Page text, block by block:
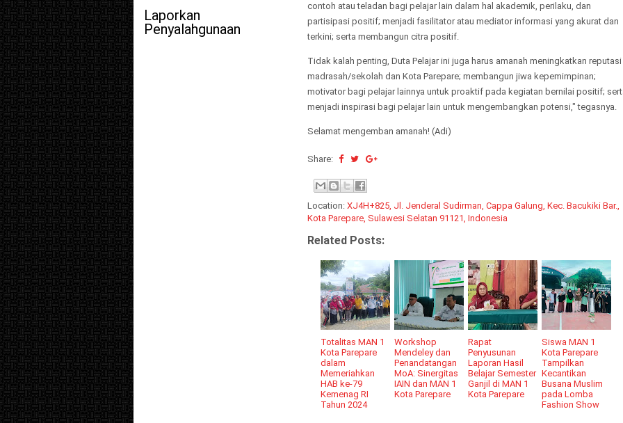
contoh atau teladan bagi pelajar lain dalam hal akademik, perilaku, dan
partisipasi positif; menjadi fasilitator atau mediator informasi yang akurat dan
terkini; serta membangun citra positif.
Tidak kalah penting, Duta Pelajar ini juga harus amanah meningkatkan reputasi
madrasah/sekolah dan Kota Parepare; membangun jiwa kepemimpinan;
motivator bagi pelajar lainnya untuk proaktif pada kegiatan bernilai positif;
menjadi inspirasi bagi pelajar lain untuk mengembangkan potensi," tegasnya.
Selamat mengemban amanah! (Adi)
Share:
Location: XJ4H+825, Jl. Jenderal Sudirman, Cappa Galung, Kec. Bacukiki Bar.,
Kota Parepare, Sulawesi Selatan 91121, Indonesia
Related Posts:
Totalitas MAN 1
Kota Parepare
dalam
Memeriahkan
HAB ke-79
Kemenag RI
Tahun 2024
Workshop
Mendeley dan
Penandatangan
MoA: Sinergitas
IAIN dan MAN 1
Kota Parepare
Rapat
Penyusunan
Laporan Hasil
Belajar Semester
Ganjil di MAN 1
Kota Parepare
Siswa MAN 1
Kota Parepare
Tampilkan
Kecantikan
Busana Muslim
pada Lomba
Fashion Show
Laporkan
Penyalahgunaan